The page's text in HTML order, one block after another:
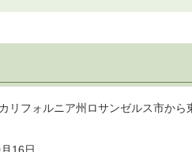
リフォルニア州ロサンゼルス市か
16日